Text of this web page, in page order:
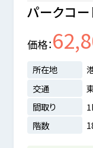
パークコ
価格
所在地
交通
間取り
階数